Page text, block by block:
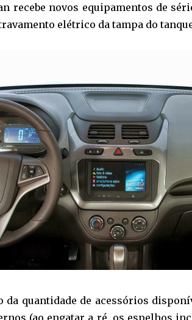
recebe novos equipamentos de
elétrico da tampa do
da quantidade de acessórios
(ao engatar a ré, os espelhos